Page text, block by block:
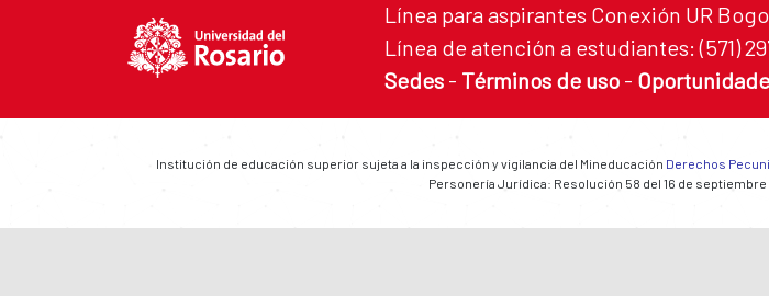
Línea para aspirantes Conexión UR
Línea de atención a estudiantes: (571)
Sedes - Términos de uso -
Institución de educación superior sujeta a la inspección y vigilancia del Mineducación Derechos
Personería Jurídica: Resolución 58 del 16 de septiembre